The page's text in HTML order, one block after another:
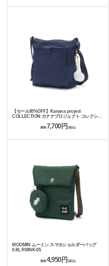
【セール30%OFF】Kanana project
COLLECTION カナナプロジェクト コレクショ
価格 7,700円 (税込)
MOOMIN ムーミン スマホショルダーバッグ
0.8L RMNK-05
価格 4,950円 (税込)